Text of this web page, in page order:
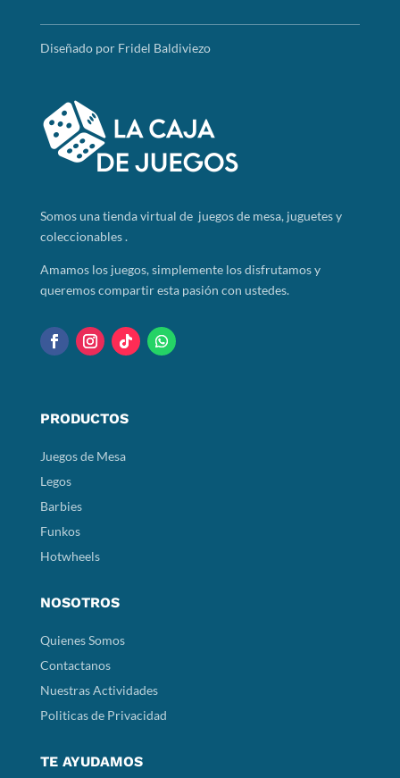
Diseñado por Fridel Baldiviezo
Somosuna tienda virtual de juegos de mesa, juguetes y
coleccionables .
Amamos los juegos, simplemente los disfrutamos y
queremos compartir esta pasión con ustedes.
PRODUCTOS
Juegos de Mesa
Legos
Barbies
Funkos
Hotwheels
NOSOTROS
Quienes Somos
Contactanos
Nuestras Actividades
Politicas de Privacidad
TE AYUDAMOS